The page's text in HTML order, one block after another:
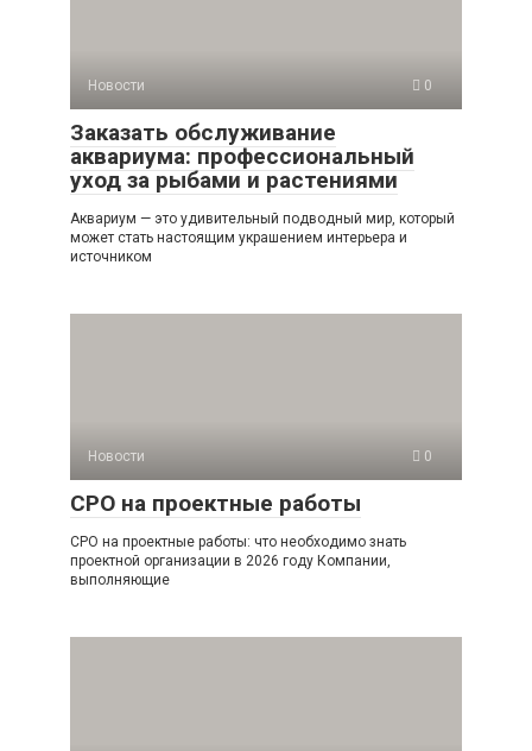
Новости 0
Заказать обслуживание
аквариума: профессиональный
уход за рыбами и растениями
Аквариум — это удивительный подводный мир, который
может стать настоящим украшением интерьера и
источником
Новости 0
СРО на проектные работы
СРО на проектные работы: что необходимо знать
проектной организации в 2026 году Компании,
выполняющие